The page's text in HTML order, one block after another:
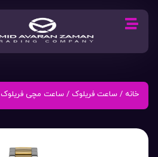
خانه / ساعت فریلوک / ساعت مچی فریلوک FL.1.10371-2